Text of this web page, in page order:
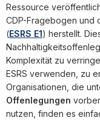
Ressource
CDP-Fragebogen und
(ESRS E1 ) herstellt.
Komplexität zu
ESRS verwenden, zu
Organisationen, die
Offenlegungen
nutzen, finden es